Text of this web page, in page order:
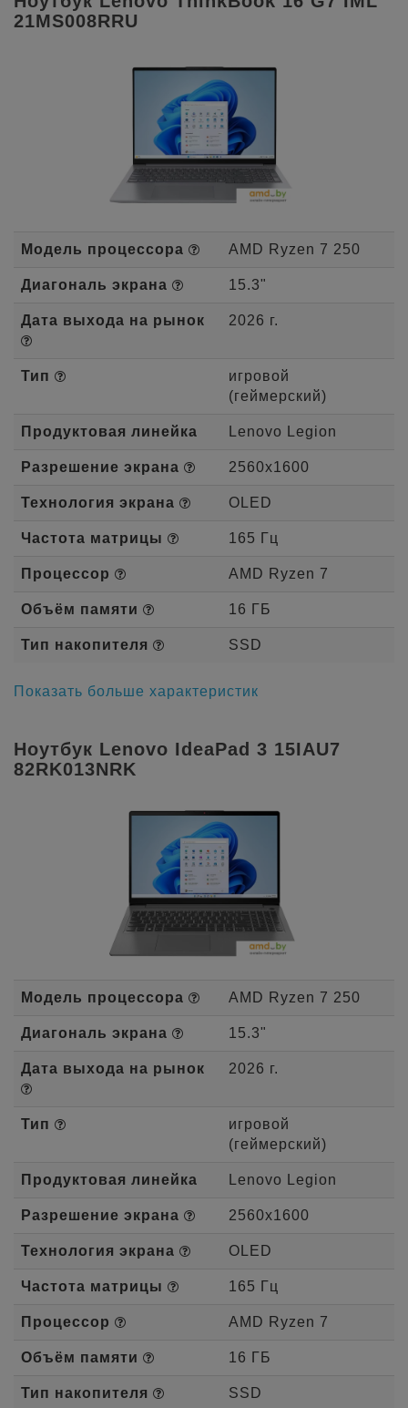
21MS008RRU
Модель процессора AMD Ryzen 7 250
Диагональ экрана 15.3"
Дата выхода на рынок 2026 г.
Тип
игровой
(геймерский)
Продуктовая линейка Lenovo Legion
Разрешение экрана 2560x1600
Технология экрана OLED
Частота матрицы 165 Гц
Процессор AMD Ryzen 7
Объём памяти 16 ГБ
Тип накопителя SSD
Показать больше характеристик
Ноутбук Lenovo IdeaPad 3 15IAU7
82RK013NRK
Модель процессора AMD Ryzen 7 250
Диагональ экрана 15.3"
Дата выхода на рынок 2026 г.
Тип
игровой
(геймерский)
Продуктовая линейка Lenovo Legion
Разрешение экрана 2560x1600
Технология экрана OLED
Частота матрицы 165 Гц
Процессор AMD Ryzen 7
Объём памяти 16 ГБ
Тип накопителя SSD